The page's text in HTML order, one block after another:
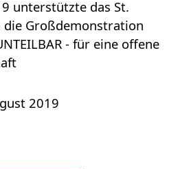
unterstützte das St.
die Großdemonstration
- für eine offene
2019